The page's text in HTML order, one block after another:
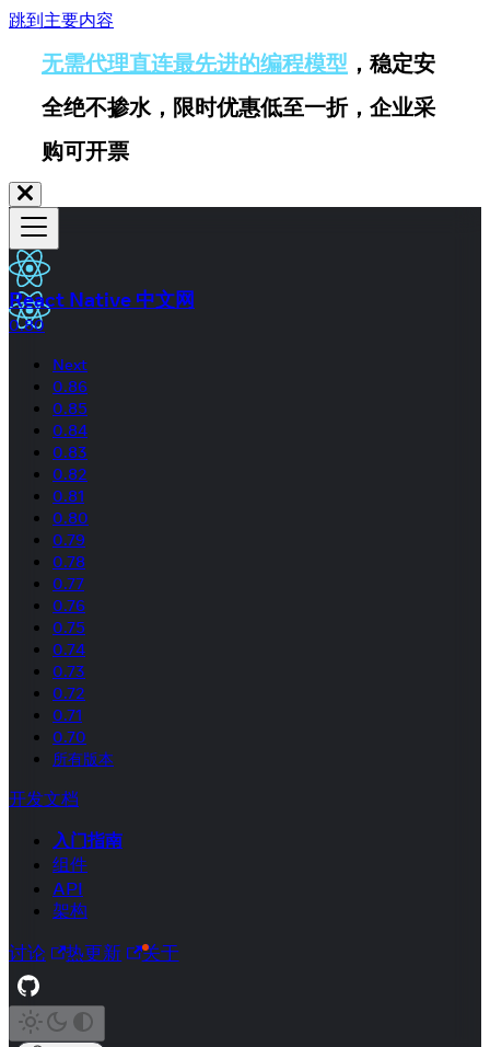
跳到主要内容
无需代理直连最先进的编程模型 ，稳定安
全绝不掺水，限时优惠低至一折，企业采
购可开票
React Native 中文网
0.80
Next
0.86
0.85
0.84
0.83
0.82
0.81
0.80
0.79
0.78
0.77
0.76
0.75
0.74
0.73
0.72
0.71
0.70
所有版本
开发文档
入门指南
组件
API
架构
讨论 热更新 关于